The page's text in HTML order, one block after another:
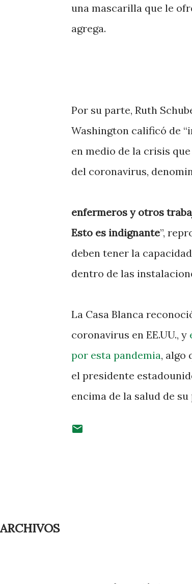
una mascarilla que le
agrega.
Por su parte, Ruth
Washington calificó de
en medio de la crisis
del coronavirus,
enfermeros y otros
Esto es indignante”,
deben tener la
dentro de las
La Casa Blanca
coronavirus en EE.UU., y
por esta pandemia, algo
el presidente
encima de la salud de su
ARCHIVOS